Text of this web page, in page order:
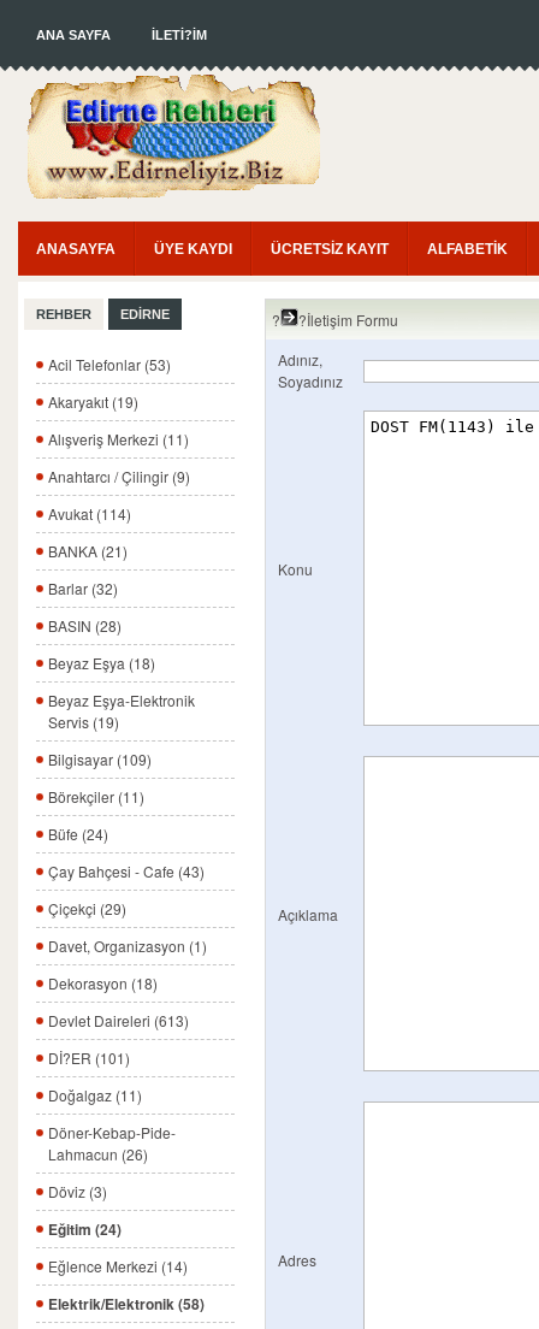
ANA SAYFA İLETİ?İM
ANASAYFA ÜYE KAYDI ÜCRETSİZ KAYIT ALFABETİK
REHBER EDİRNE
Acil Telefonlar (53)
Akaryakıt (19)
Alışveriş Merkezi (11)
Anahtarcı / Çilingir (9)
Avukat (114)
BANKA (21)
Barlar (32)
BASIN (28)
Beyaz Eşya (18)
Beyaz Eşya-Elektronik
Servis (19)
Bilgisayar (109)
Börekçiler (11)
Büfe (24)
Çay Bahçesi - Cafe (43)
Çiçekçi (29)
Davet, Organizasyon (1)
Dekorasyon (18)
Devlet Daireleri (613)
Dİ?ER (101)
Doğalgaz (11)
Döner-Kebap-Pide-
Lahmacun (26)
Döviz (3)
Eğitim (24)
Eğlence Merkezi (14)
Elektrik/Elektronik (58)
?
?İletişim Formu
Adınız,
Soyadınız
Konu
Açıklama
Adres